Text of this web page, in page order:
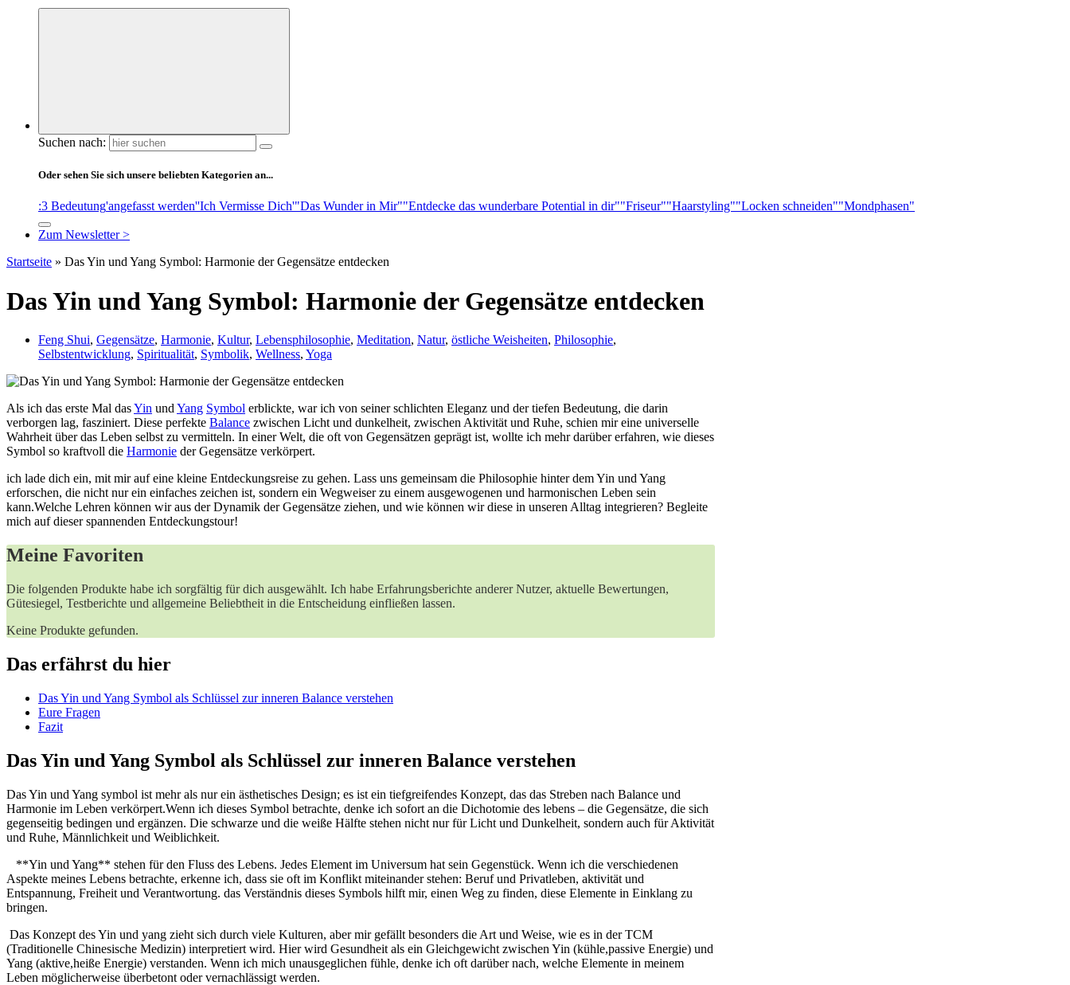
Suchen nach:
Oder sehen Sie sich unsere beliebten Kategorien an...
:3 Bedeutung'angefasst werden''Ich Vermisse Dich'"Das Wunder in Mir""Entdecke das wunderbare Potential in dir""Friseur""Haarstyling""Locken schneiden""Mondphasen"
Zum Newsletter >
Startseite » Das Yin und Yang Symbol: Harmonie der Gegensätze entdecken
Das Yin und Yang Symbol: Harmonie der Gegensätze entdecken
Feng Shui, Gegensätze, Harmonie, Kultur, Lebensphilosophie, Meditation, Natur, östliche Weisheiten, Philosophie,
Selbstentwicklung, Spiritualität, Symbolik, Wellness, Yoga
Als ich das erste Mal das‍Yin und Yang Symbol erblickte, war ich von seiner schlichten Eleganz und der tiefen⁢ Bedeutung, die darin
verborgen lag, fasziniert.​ Diese perfekte Balance zwischen ‌Licht und dunkelheit, zwischen Aktivität und Ruhe, ‍schien mir‍ eine universelle
Wahrheit über das Leben selbst zu vermitteln. In einer Welt, die oft von Gegensätzen geprägt ist, wollte​ ich mehr darüber erfahren, wie ⁢dieses
Symbol so kraftvoll die Harmonie der Gegensätze ⁣verkörpert.
ich lade dich ⁣ein, mit mir auf eine kleine Entdeckungsreise zu gehen.⁢ Lass uns gemeinsam die Philosophie hinter dem Yin und Yang
erforschen, die nicht nur ein einfaches zeichen ist, sondern ‍ein Wegweiser zu einem ausgewogenen und harmonischen Leben sein
kann.Welche Lehren können wir aus der Dynamik der Gegensätze ziehen, und wie können wir diese in unseren Alltag integrieren? Begleite
mich‍ auf dieser spannenden Entdeckungstour!
Meine⁣ Favoriten
Die folgenden Produkte habe ich sorgfältig für dich ausgewählt. Ich habe Erfahrungsberichte anderer Nutzer, aktuelle Bewertungen,
Gütesiegel, Testberichte und‌ allgemeine Beliebtheit in die Entscheidung einfließen lassen.
Keine Produkte gefunden.
Das erfährst du hier
Das Yin und Yang Symbol als Schlüssel zur inneren‍ Balance verstehen
Eure Fragen
Fazit
Das ‍Yin und Yang Symbol als ​Schlüssel zur inneren Balance ‍verstehen
Das Yin und Yang⁣ symbol ist mehr als‌ nur ein ästhetisches Design; es ist⁣ ein tiefgreifendes Konzept, das das Streben nach Balance und
Harmonie im Leben‌ verkörpert.Wenn ich dieses Symbol betrachte, denke ich sofort an die Dichotomie des lebens – die Gegensätze, die sich ​
gegenseitig bedingen und ergänzen. Die schwarze und die weiße Hälfte stehen nicht nur für Licht und Dunkelheit, sondern auch für Aktivität
und Ruhe, Männlichkeit und Weiblichkeit.
​ ‍ ⁢ **Yin und Yang** stehen für den ⁣Fluss des Lebens. Jedes Element im Universum hat sein Gegenstück. Wenn ich die verschiedenen
⁢Aspekte meines Lebens betrachte, erkenne ich, dass sie oft im‍ Konflikt miteinander stehen: Beruf ​und Privatleben, aktivität und
Entspannung, Freiheit und Verantwortung. das Verständnis dieses Symbols hilft mir, einen Weg zu finden, diese Elemente in Einklang zu
bringen.
⁢ Das Konzept des Yin und yang zieht sich durch viele Kulturen, aber mir gefällt besonders ‍die​ Art und Weise, wie es in der TCM
(Traditionelle Chinesische Medizin) interpretiert wird. Hier wird Gesundheit‌ als ein Gleichgewicht zwischen Yin (kühle,passive​ Energie) und
Yang (aktive,heiße Energie) verstanden. Wenn ich mich unausgeglichen ⁣fühle,⁣ denke ich oft darüber nach, welche⁢ Elemente in ⁢meinem
Leben möglicherweise​ überbetont oder vernachlässigt werden.